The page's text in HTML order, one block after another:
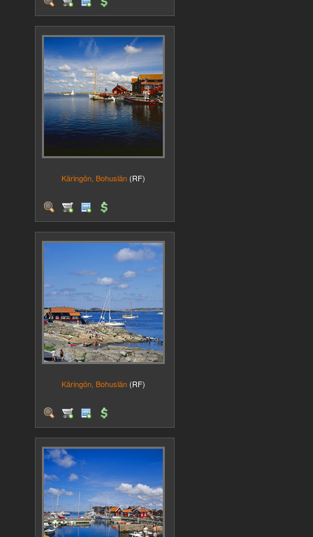
Käringön, Bohuslän (RF)
Käringön, Bohuslän (RF)